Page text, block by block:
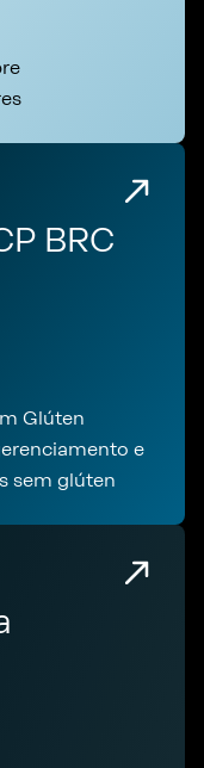
BRC
Glúten
e
sem glúten